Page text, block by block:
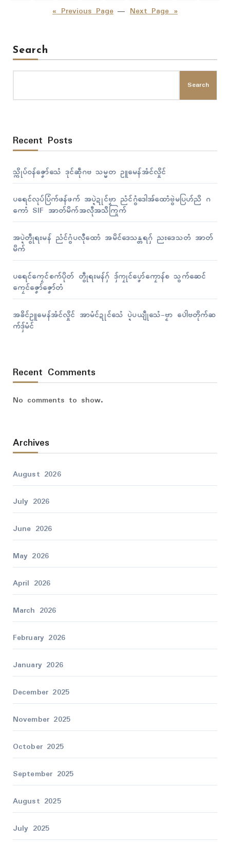
pagination« Previous Page — Next Page »
Search
Search
Recent Posts
သ္ကိုပ်ဝန်ဇၞော်သေံ ဒုၚ်ဆဵုဂဗ သမ္မတ ဥူမေန်အံၚ်လှိုၚ်
ပရေၚ်လုပ်ပြံက်ဖန်ဖက် အပ္ဍဲဍုၚ်ဗၟာ ညံၚ်ဂွံဒေါအ်ထောံဗွဲမပြဟ်ညိ ဂ
ကောံ SIF အာတ်မိက်အလဵုအသဳကြုက်
အပ္ဍဲတွဵုရးမန် ညံၚ်ဂွံပလီုထောံ အမိၚ်ဒေသန္တရဂှ် ညးဒေသတံ အာတ်
မိက်
ပရေၚ်ကၠေၚ်စက်ပိုတ် တွဵုရးမန်ဂှ် ဒှ်ကၠုၚ်ပၞော်ကၠောန်စ သွက်ဆေၚ်
ကၠေၚ်ဇၞော်ဇၞော်တံ
အခိၚ်ဥူမေန်အံၚ်လှိုၚ် အာမံၚ်ဍုၚ်သေံ ပ္ဍဲပယျဵုသေံ-ဗၟာ ပေါဲဗတိုက်ဆ
က်ဒှ်မံၚ်
Recent Comments
No comments to show.
Archives
August 2026
July 2026
June 2026
May 2026
April 2026
March 2026
February 2026
January 2026
December 2025
November 2025
October 2025
September 2025
August 2025
July 2025